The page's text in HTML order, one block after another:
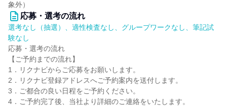
象外）
応募・選考の流れ
選考なし（抽選）、適性検査なし、グループワークなし、筆記試
験なし
応募・選考の流れ
【ご予約までの流れ】
1．リクナビからご応募をお願いします。
2．リクナビ登録アドレスへご予約案内を送付します。
3．ご都合の良い日程をご予約ください。
4．ご予約完了後、当社より詳細のご連絡をいたします。